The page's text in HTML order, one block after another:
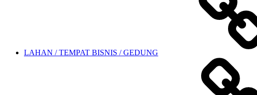
LAHAN / TEMPAT BISNIS / GEDUNG